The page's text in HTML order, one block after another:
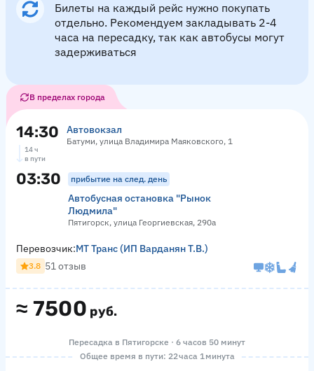
Билеты на каждый рейс нужно покупать
отдельно. Рекомендуем закладывать 2-4
часа на пересадку, так как автобусы могут
задерживаться
В пределах города
14:30 Автовокзал
Батуми, улица Владимира Маяковского, 1
14 ч
в пути
03:30 прибытие на след. день
Автобусная остановка "Рынок
Людмила"
Пятигорск, улица Георгиевская, 290а
≈ 7500 руб.
Перевозчик:МТ Транс (ИП Варданян Т.В.)
3.8 51 отзыв
Пересадка в Пятигорске · 6 часов 50 минут
Общее время в пути: 22 часа 1 минута